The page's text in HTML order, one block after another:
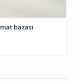
bazası